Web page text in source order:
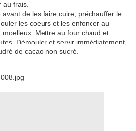
au frais.
avant de les faire cuire, préchauffer le
les coeurs et les enfoncer au
moelleux. Mettre au four chaud et
Démouler et servir immédiatement,
de cacao non sucré.